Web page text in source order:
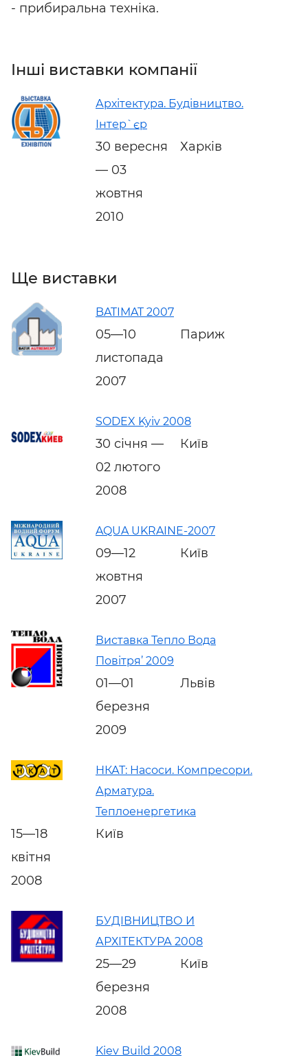
- прибиральна техніка.
Інші виставки компанії
Архітектура. Будівництво.
Інтер`єр
30 вересня
— 03
жовтня
2010
Харків
Ще виставки
BATIMAT 2007
05—10
листопада
2007
Париж
SODEX Kyiv 2008
30 січня —
02 лютого
2008
Київ
AQUA UKRAINE-2007
09—12
жовтня
2007
Київ
Виставка Тепло Вода
Повітря’ 2009
01—01
березня
2009
Львів
НКАТ: Насоси. Компресори.
Арматура.
Теплоенергетика
15—18
квітня
2008
Київ
БУДІВНИЦТВО И
АРХІТЕКТУРА 2008
25—29
березня
2008
Київ
Kiev Build 2008